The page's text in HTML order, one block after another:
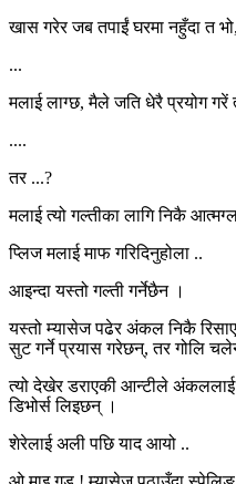
खास गरेर जब तपाईं घरमा नहुँदा त
...
मलाई लाग्छ, मैले जति धेरै प्रयोग गरें
....
तर ...?
मलाई त्यो गल्तीका लागि निकै
प्लिज मलाई माफ गरिदिनुहोला ..
आइन्दा यस्तो गल्ती गर्नेछैन ।
यस्तो म्यासेज पढेर अंकल निकै
सुट गर्ने प्रयास गरेछन्, तर गोलि
त्यो देखेर डराएकी आन्टीले
डिभोर्स लिइछन् ।
शेरेलाई अली पछि याद आयो ..